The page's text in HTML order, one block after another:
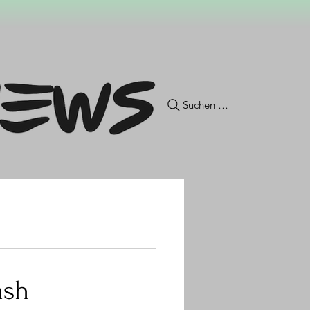
Suchen …